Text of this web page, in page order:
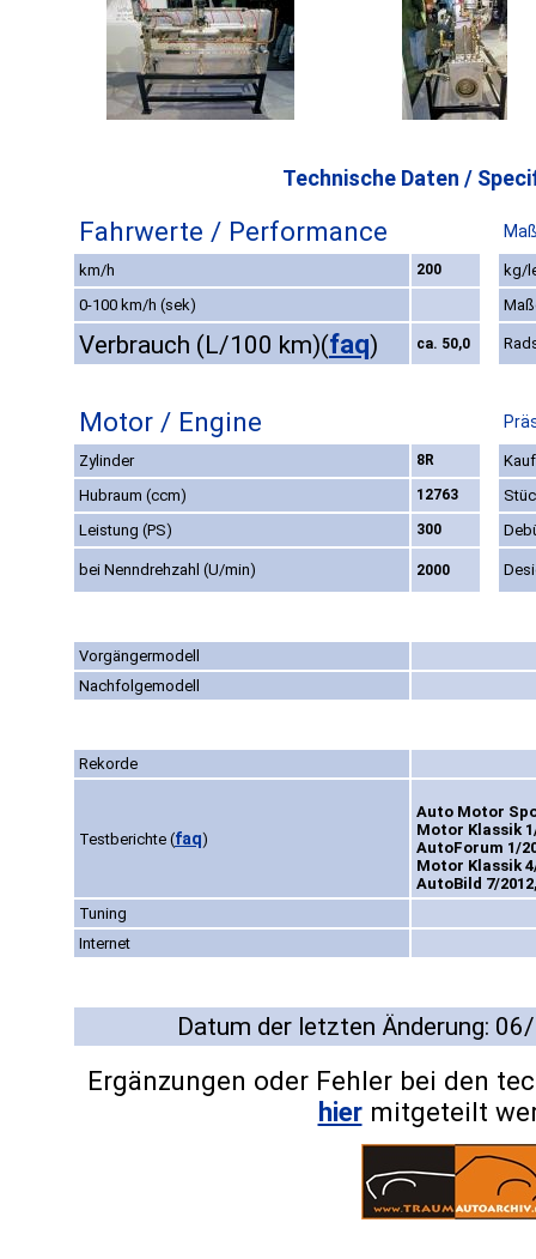
Technische Daten /
Fahrwerte / Performance
km/h 200
kg/
0-100 km/h (sek)
Verbrauch (L/100 km)(faq) ca. 50,0
Motor / Engine
Zylinder 8R
Hubraum (ccm)
12763
Leistung (PS)
300
bei Nenndrehzahl (U/min) 2000
Vorgängermodell
Nachfolgemodell
Rekorde
Testberichte (faq)
Auto Motor
Motor Klassik
AutoForum 1/
Motor Klassik
AutoBild 7/
Tuning
Internet
Datum der letzten Änderung:
Ergänzungen oder Fehler bei den
hiermitgeteilt